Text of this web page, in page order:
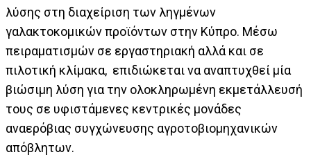
λύσης στη διαχείριση των ληγμένων
γαλακτοκομικών προϊόντων στην Κύπρο. Μέσω
πειραματισμών σε εργαστηριακή αλλά και σε
πιλοτική κλίμακα, επιδιώκεται να αναπτυχθεί μία
βιώσιμη λύση για την ολοκληρωμένη εκμετάλλευσή
τους σε υφιστάμενες κεντρικές μονάδες
αναερόβιας συγχώνευσης αγροτοβιομηχανικών
απόβλητων.